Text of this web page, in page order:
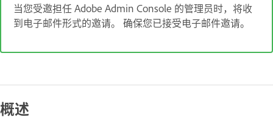
当您受邀担任 Adobe Admin Console 的管理员时，将收
到电子邮件形式的邀请。 确保您已接受电子邮件邀请。
概述